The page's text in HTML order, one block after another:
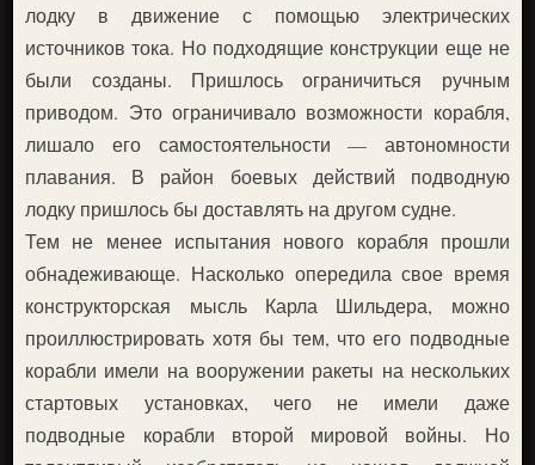
лодку в движение с помощью электрических
источников тока. Но подходящие конструкции еще не
были созданы. Пришлось ограничиться ручным
приводом. Это ограничивало возможности корабля,
лишало его самостоятельности — автономности
плавания. В район боевых действий подводную
лодку пришлось бы доставлять на другом судне.
Тем не менее испытания нового корабля прошли
обнадеживающе. Насколько опередила свое время
конструкторская мысль Карла Шильдера, можно
проиллюстрировать хотя бы тем, что его подводные
корабли имели на вооружении ракеты на нескольких
стартовых установках, чего не имели даже
подводные корабли второй мировой войны. Но